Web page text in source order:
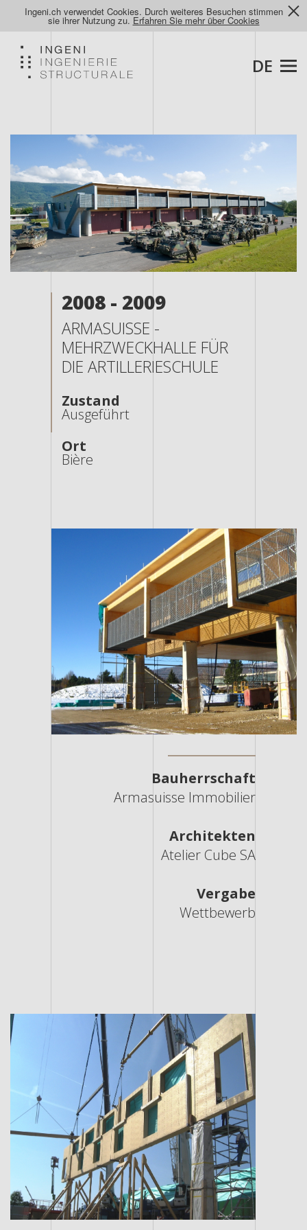
Ingeni.ch verwendet Cookies. Durch weiteres Besuchen stimmen
sie ihrer Nutzung zu. Erfahren Sie mehr über Cookies
DE
2008 - 2009
ARMASUISSE -
MEHRZWECKHALLE FÜR
DIE ARTILLERIESCHULE
Zustand
Ausgeführt
Ort
Bière
Bauherrschaft
Armasuisse Immobilier
Architekten
Atelier Cube SA
Vergabe
Wettbewerb